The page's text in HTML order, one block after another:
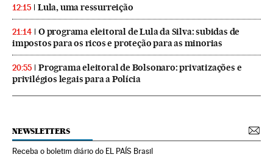
12:15 Lula, uma ressurreição
21:14
O programa eleitoral de Lula da Silva: subidas de
impostos para os ricos e proteção para as minorias
20:55
Programa eleitoral de Bolsonaro: privatizações e
privilégios legais para a Polícia
NEWSLETTERS
Receba o boletim diário do EL PAÍS Brasil